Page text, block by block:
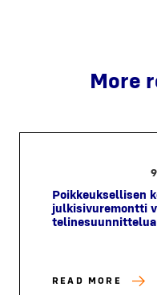
More
Poikkeuksellisen
julkisivuremontti
telinesuunnittelua
READ MORE